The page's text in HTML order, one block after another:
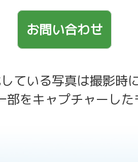
お問い合わせ
ている写真は撮影時
部をキャプチャーし